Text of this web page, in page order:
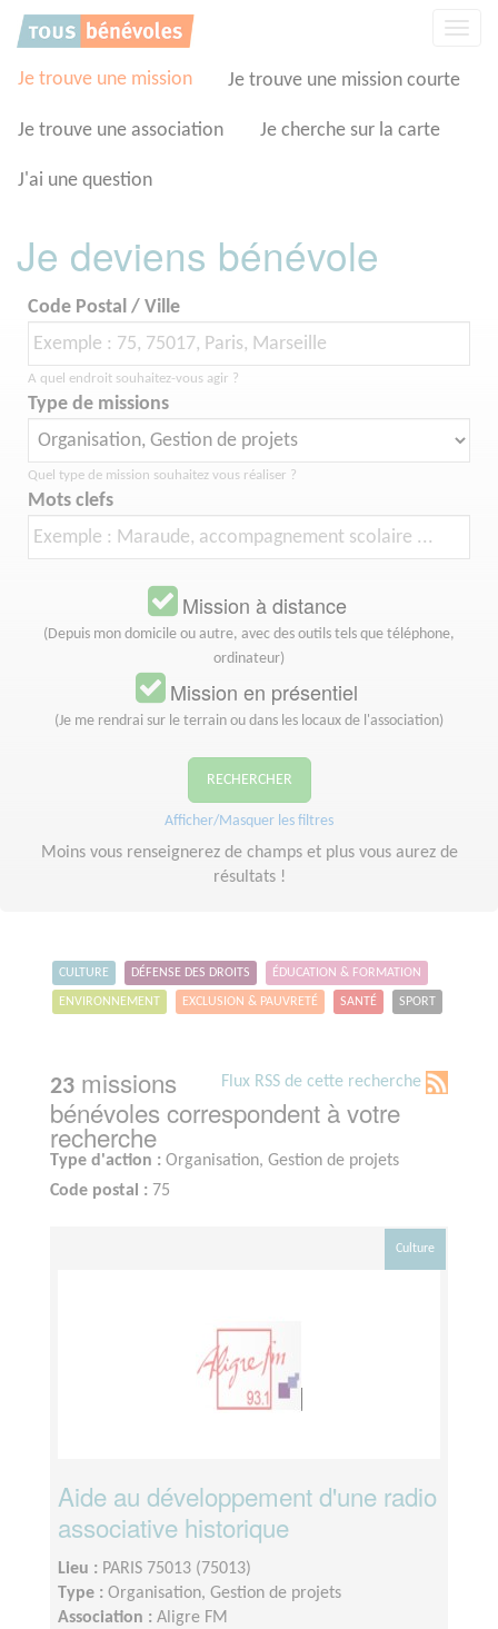
Je trouve une mission Je trouve une mission courte
Je trouve une association Je cherche sur la carte
J'ai une question
Je deviens bénévole
Code Postal / Ville
A quel endroit souhaitez-vous agir ?
Type de missions
Quel type de mission souhaitez vous réaliser ?
Mots clefs
Mission à distance
(Depuis mon domicile ou autre, avec des outils tels que téléphone,
ordinateur)
Mission en présentiel
(Je me rendrai sur le terrain ou dans les locaux de l'association)
RECHERCHER
Afficher/Masquer les filtres
Moins vous renseignerez de champs et plus vous aurez de
résultats !
CULTURE DÉFENSE DES DROITS ÉDUCATION & FORMATION
ENVIRONNEMENT EXCLUSION & PAUVRETÉ SANTÉ SPORT
Flux RSS de cette recherche
23 missions
bénévoles correspondent à votre
recherche
Type d'action : Organisation, Gestion de projets
Code postal : 75
Culture
Aide au développement d'une radio
associative historique
Lieu : PARIS 75013 (75013)
Type : Organisation, Gestion de projets
Association : Aligre FM
Panneau de gestion des cookies